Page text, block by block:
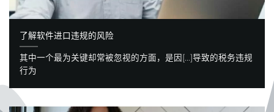
了解软件进口违规的风险
其中一个最为关键却常被忽视的方面，是因[...]导致的税务违规
行为